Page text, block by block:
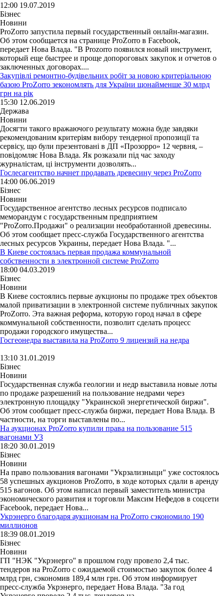
12:00 19.07.2019
Бізнес
Новини
ProZorro запустила первый государственный онлайн-магазин.
Об этом сообщается на странице ProZorro в Facebook,
передает Нова Влада. "В Prozorro появился новый инструмент,
который еще быстрее и проще допороговых закупок и отчетов о
заключенных договорах....
Закупівлі ремонтно-будівельних робіт за новою критеріальною
базою ProZorro зекономлять для України щонайменше 30 млрд
грн на рік
15:30 12.06.2019
Держава
Новини
Досягти такого вражаючого результату можна буде завдяки
рекомендованим критеріям вибору тендерної пропозиції та
сервісу, що були презентовані в ДП «Прозорро» 12 червня, –
повідомляє Нова Влада. Як розказали під час заходу
журналістам, ці інструменти дозволять...
Гослесагентство начнет продавать древесину через ProZorro
14:00 06.06.2019
Бізнес
Новини
Государственное агентство лесных ресурсов подписало
меморандум с государственным предприятием
"ProZorro.Продажи" о реализации необработанной древесины.
Об этом сообщает пресс-служба Государственного агентства
лесных ресурсов Украины, передает Нова Влада. "...
В Киеве состоялась первая продажа коммунальной
собственности в электронной системе ProZorro
18:00 04.03.2019
Бізнес
Новини
В Киеве состоялись первые аукционы по продаже трех объектов
малой приватизации в электронной системе публичных закупок
ProZorro. Эта важная реформа, которую город начал в сфере
коммунальной собственности, позволит сделать процесс
продажи городского имущества...
Госгеонедра выставила на ProZorro 9 лицензий на недра
13:10 31.01.2019
Бізнес
Новини
Государственная служба геологии и недр выставила новые лоты
по продаже разрешений на пользование недрами через
электронную площадку "Украинской энергетической биржи".
Об этом сообщает пресс-служба биржи, передает Нова Влада. В
частности, на торги выставлены по...
На аукционах ProZorro купили права на пользование 515
вагонами УЗ
18:20 30.01.2019
Бізнес
Новини
На право пользования вагонами "Укрзализныци" уже состоялось
58 успешных аукционов ProZorro, в ходе которых сдали в аренду
515 вагонов. Об этом написал первый заместитель министра
экономического развития и торговли Максим Нефедов в соцсети
Facebook, передает Нова...
Укрэнерго благодаря аукционам на ProZorro сэкономило 190
миллионов
18:39 08.01.2019
Бізнес
Новини
ГП "НЭК "Укрэнерго" в прошлом году провело 2,4 тыс.
тендеров на ProZorro с ожидаемой стоимостью закупок более 4
млрд грн, сэкономив 189,4 млн грн. Об этом информирует
пресс-служба Укрэнерго, передает Нова Влада. "За год